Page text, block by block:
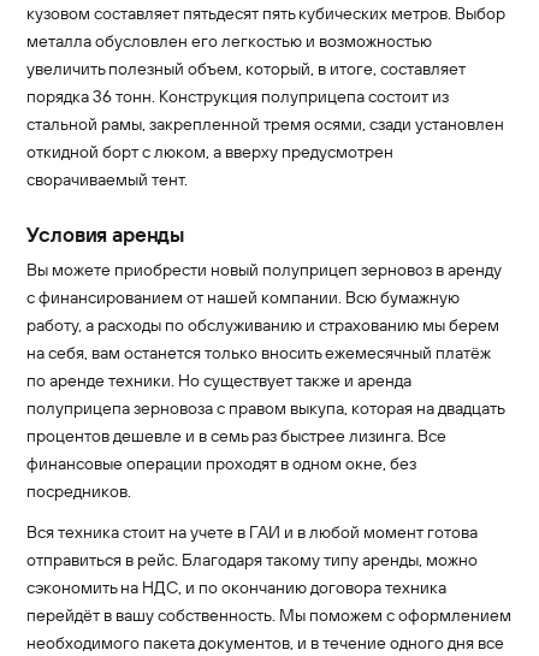
кузовом составляет пятьдесят пять кубических метров. Выбор
металла обусловлен его легкостью и возможностью
увеличить полезный объем, который, в итоге, составляет
порядка 36 тонн. Конструкция полуприцепа состоит из
стальной рамы, закрепленной тремя осями, сзади установлен
откидной борт с люком, а вверху предусмотрен
сворачиваемый тент.
Условия аренды
Вы можете приобрести новый полуприцеп зерновоз в аренду
с финансированием от нашей компании. Всю бумажную
работу, а расходы по обслуживанию и страхованию мы берем
на себя, вам останется только вносить ежемесячный платёж
по аренде техники. Но существует также и аренда
полуприцепа зерновоза c правом выкупа, которая на двадцать
процентов дешевле и в семь раз быстрее лизинга. Все
финансовые операции проходят в одном окне, без
посредников.
Вся техника стоит на учете в ГАИ и в любой момент готова
отправиться в рейс. Благодаря такому типу аренды, можно
сэкономить на НДС, и по окончанию договора техника
перейдёт в вашу собственность. Мы поможем с оформлением
необходимого пакета документов, и в течение одного дня все